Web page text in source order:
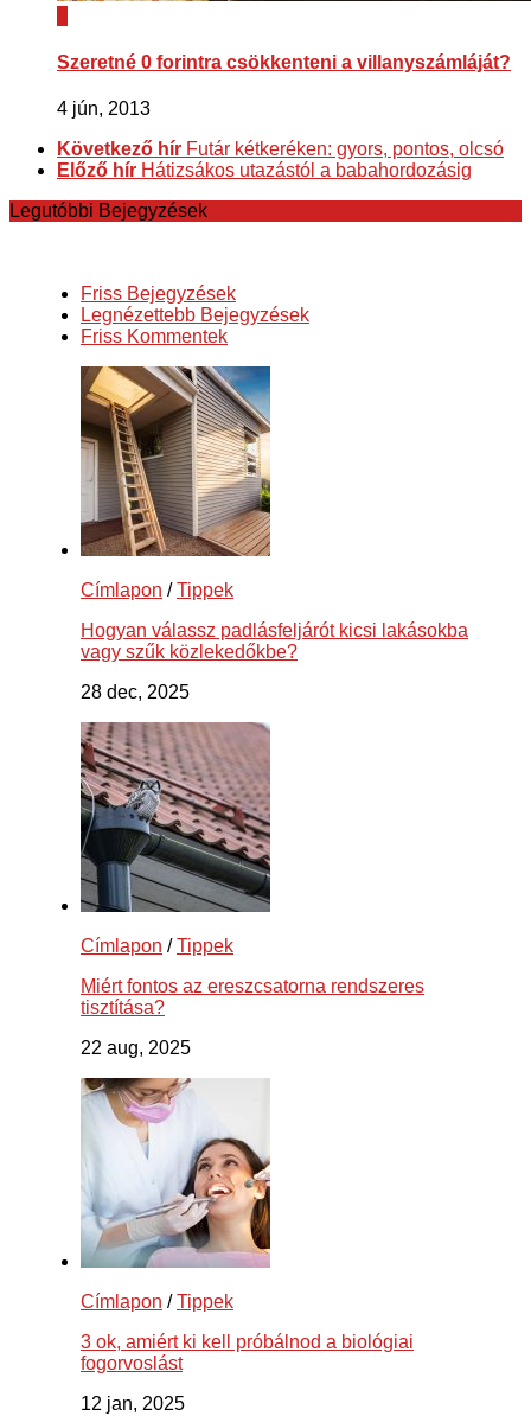
Szeretné 0 forintra csökkenteni a villanyszámláját?
4 jún, 2013
Következő hír Futár kétkeréken: gyors, pontos, olcsó
Előző hír Hátizsákos utazástól a babahordozásig
Legutóbbi Bejegyzések
Friss Bejegyzések
Legnézettebb Bejegyzések
Friss Kommentek
Címlapon /Tippek
Hogyan válassz padlásfeljárót kicsi lakásokba
vagy szűk közlekedőkbe?
28 dec, 2025
Címlapon /Tippek
Miért fontos az ereszcsatorna rendszeres
tisztítása?
22 aug, 2025
Címlapon /Tippek
3 ok, amiért ki kell próbálnod a biológiai
fogorvoslást
12 jan, 2025